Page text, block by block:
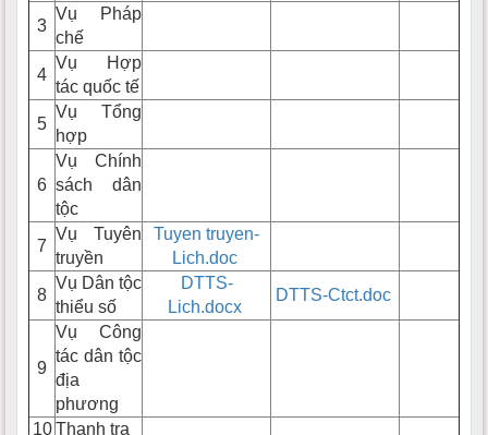
3
Vụ Pháp
chế
4
Vụ Hợp
tác quốc tế
5
Vụ Tổng
hợp
6
Vụ Chính
sách dân
tộc
7
Vụ Tuyên
truyền
Tuyen truyen-
Lich.doc
8
Vụ Dân tộc
thiểu số
DTTS-
Lich.docx
DTTS-Ctct.doc
9
Vụ Công
tác dân tộc
địa
phương
10 Thanh tra